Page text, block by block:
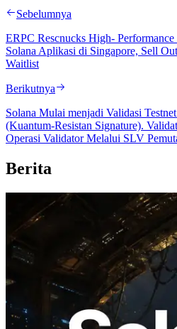
Sebelumnya
ERPC Rescnucks High-
Solana Aplikasi di Singapore, Sell
Waitlist
Berikutnya
Solana Mulai menjadi Validasi
(Kuantum-Resistan Signature).
Operasi Validator Melalui SLV
Berita